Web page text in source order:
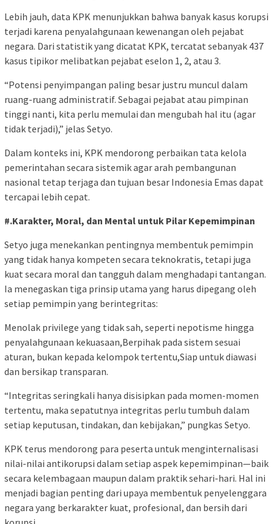
Lebih jauh, data KPK menunjukkan bahwa banyak kasus korupsi
terjadi karena penyalahgunaan kewenangan oleh pejabat
negara. Dari statistik yang dicatat KPK, tercatat sebanyak 437
kasus tipikor melibatkan pejabat eselon 1, 2, atau 3.
“Potensi penyimpangan paling besar justru muncul dalam
ruang-ruang administratif. Sebagai pejabat atau pimpinan
tinggi nanti, kita perlu memulai dan mengubah hal itu (agar
tidak terjadi),” jelas Setyo.
Dalam konteks ini, KPK mendorong perbaikan tata kelola
pemerintahan secara sistemik agar arah pembangunan
nasional tetap terjaga dan tujuan besar Indonesia Emas dapat
tercapai lebih cepat.
#.Karakter, Moral, dan Mental untuk Pilar Kepemimpinan
Setyo juga menekankan pentingnya membentuk pemimpin
yang tidak hanya kompeten secara teknokratis, tetapi juga
kuat secara moral dan tangguh dalam menghadapi tantangan.
Ia menegaskan tiga prinsip utama yang harus dipegang oleh
setiap pemimpin yang berintegritas:
Menolak privilege yang tidak sah, seperti nepotisme hingga
penyalahgunaan kekuasaan,Berpihak pada sistem sesuai
aturan, bukan kepada kelompok tertentu,Siap untuk diawasi
dan bersikap transparan.
“Integritas seringkali hanya disisipkan pada momen-momen
tertentu, maka sepatutnya integritas perlu tumbuh dalam
setiap keputusan, tindakan, dan kebijakan,” pungkas Setyo.
KPK terus mendorong para peserta untuk menginternalisasi
nilai-nilai antikorupsi dalam setiap aspek kepemimpinan—baik
secara kelembagaan maupun dalam praktik sehari-hari. Hal ini
menjadi bagian penting dari upaya membentuk penyelenggara
negara yang berkarakter kuat, profesional, dan bersih dari